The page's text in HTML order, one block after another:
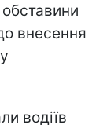
внесення
водіїв